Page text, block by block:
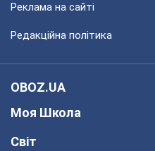
Реклама на сайті
Редакційна політика
OBOZ.UA
Моя Школа
Світ